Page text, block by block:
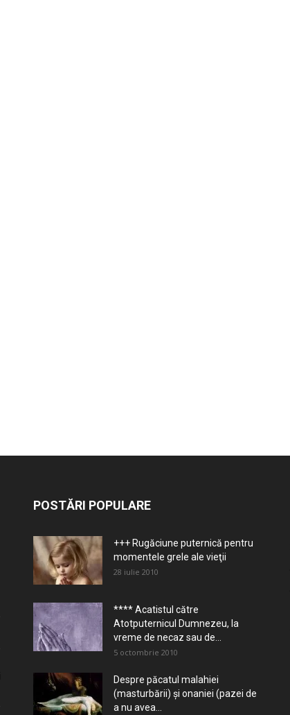
POSTĂRI POPULARE
+++ Rugăciune puternică pentru
momentele grele ale vieţii
28 iulie 2010
**** Acatistul către
Atotputernicul Dumnezeu, la
vreme de necaz sau de...
5 octombrie 2010
Despre păcatul malahiei
(masturbării) şi onaniei (pazei de
a nu avea...